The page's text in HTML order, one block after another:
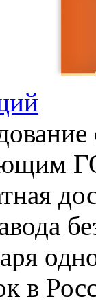
в